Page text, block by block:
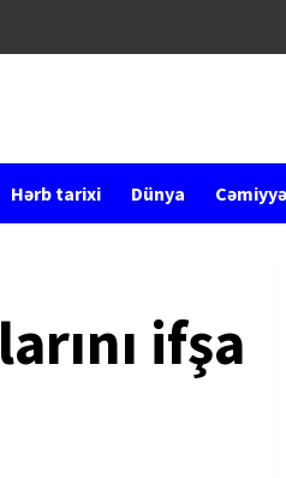
Hərb tarixi Dünya
ifşa